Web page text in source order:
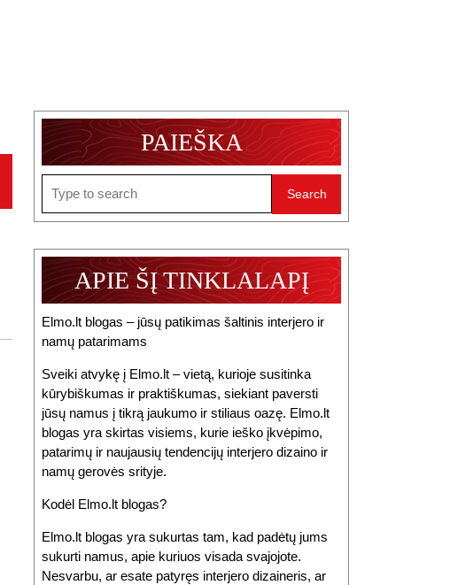
PAIEŠKA
for:
APIE ŠĮ TINKLALAPĮ
Elmo.lt blogas – jūsų patikimas šaltinis interjero ir
namų patarimams
Sveiki atvykę į Elmo.lt – vietą, kurioje susitinka
kūrybiškumas ir praktiškumas, siekiant paversti
jūsų namus į tikrą jaukumo ir stiliaus oazę. Elmo.lt
blogas yra skirtas visiems, kurie ieško įkvėpimo,
patarimų ir naujausių tendencijų interjero dizaino ir
namų gerovės srityje.
Kodėl Elmo.lt blogas?
Elmo.lt blogas yra sukurtas tam, kad padėtų jums
sukurti namus, apie kuriuos visada svajojote.
Nesvarbu, ar esate patyręs interjero dizaineris, ar